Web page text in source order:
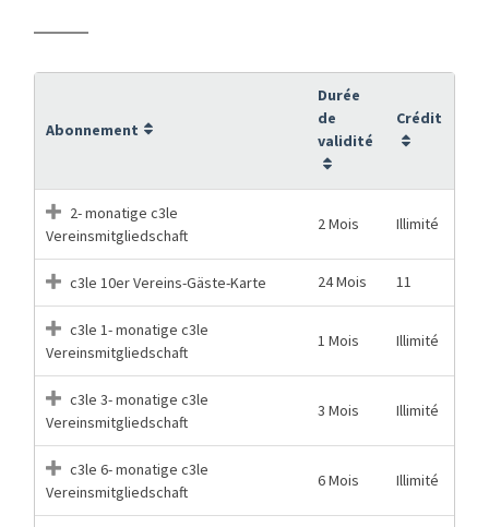
Abonnement
Durée
de
validité
Crédit
2- monatige c3le
Vereinsmitgliedschaft
2 Mois Illimité
c3le 10er Vereins-Gäste-Karte 24 Mois 11
c3le 1- monatige c3le
Vereinsmitgliedschaft
1 Mois Illimité
c3le 3- monatige c3le
Vereinsmitgliedschaft
3 Mois Illimité
c3le 6- monatige c3le
Vereinsmitgliedschaft
6 Mois Illimité